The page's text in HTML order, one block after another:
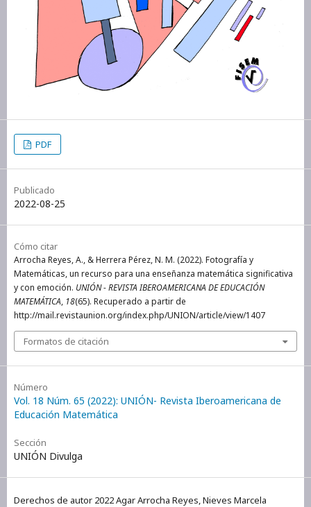
PDF
Publicado
2022-08-25
Cómo citar
Arrocha Reyes, A., & Herrera Pérez, N. M. (2022). Fotografía y
Matemáticas, un recurso para una enseñanza matemática significativa
y con emoción. UNIÓN - REVISTA IBEROAMERICANA DE EDUCACIÓN
MATEMÁTICA, 18(65). Recuperado a partir de
http://mail.revistaunion.org/index.php/UNION/article/view/1407
Formatos de citación
Número
Vol. 18 Núm. 65 (2022): UNIÓN- Revista Iberoamericana de
Educación Matemática
Sección
UNIÓN Divulga
Derechos de autor 2022 Agar Arrocha Reyes, Nieves Marcela